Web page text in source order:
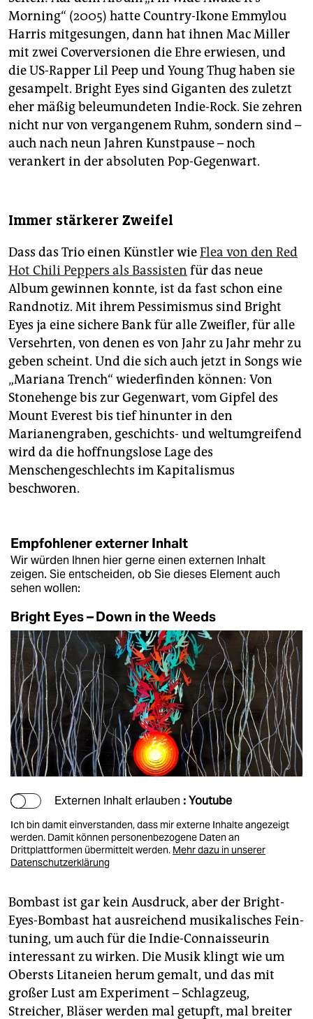
Morning“ (2005) hatte Country-Ikone Emmylou
Harris mitgesungen, dann hat ihnen Mac Miller
mit zwei Coverversionen die Ehre erwiesen, und
die US-Rapper Lil Peep und Young Thug haben sie
gesampelt. Bright Eyes sind Giganten des zuletzt
eher mäßig beleumundeten Indie-Rock. Sie zehren
nicht nur von vergangenem Ruhm, sondern sind –
auch nach neun Jahren Kunstpause – noch
verankert in der absoluten Pop-Gegenwart.
Immer stärkerer Zweifel
Dass das Trio einen Künstler wieFlea von den Red
Hot Chili Peppers als Bassisten für das neue
Album gewinnen konnte, ist da fast schon eine
Randnotiz. Mit ihrem Pessimismus sind Bright
Eyes ja eine sichere Bank für alle Zweifler, für alle
Versehrten, von denen es von Jahr zu Jahr mehr zu
geben scheint. Und die sich auch jetzt in Songs wie
„Mariana Trench“ wiederfinden können: Von
Stonehenge bis zur Gegenwart, vom Gipfel des
Mount Everest bis tief hinunter in den
Marianengraben, geschichts- und weltumgreifend
wird da die hoffnungslose Lage des
Menschengeschlechts im Kapitalismus
beschworen.
Empfohlener externer Inhalt
Wir würden Ihnen hier gerne einen externen Inhalt
zeigen. Sie entscheiden, ob Sie dieses Element auch
sehen wollen:
Bright Eyes – Down in the Weeds
Externen Inhalt erlauben : Youtube
Ich bin damit einverstanden, dass mir externe Inhalte angezeigt
werden. Damit können personenbezogene Daten an
Drittplattformen übermittelt werden. Mehr dazu in unserer
Datenschutzerklärung
Bombast ist gar kein Ausdruck, aber der Bright-
Eyes-Bombast hat ausreichend musikalisches Fein­
tuning, um auch für die Indie-Connaisseurin
interessant zu wirken. Die Musik klingt wie um
Obersts Litaneien herum gemalt, und das mit
großer Lust am Experiment – Schlagzeug,
Streicher, Bläser werden mal getupft, mal breiter